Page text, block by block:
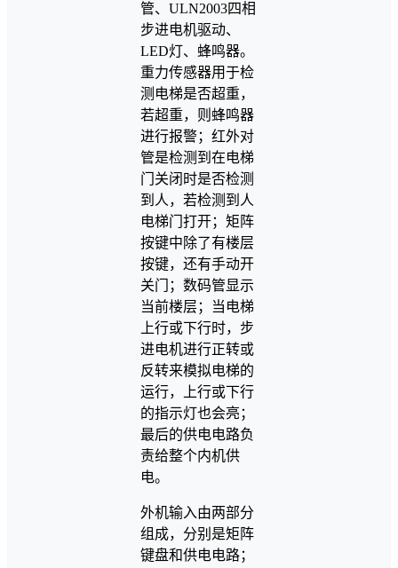
管、ULN2003四相
步进电机驱动、
LED灯、蜂鸣器。
重力传感器用于检
测电梯是否超重，
若超重，则蜂鸣器
进行报警；红外对
管是检测到在电梯
门关闭时是否检测
到人，若检测到人
电梯门打开；矩阵
按键中除了有楼层
按键，还有手动开
关门；数码管显示
当前楼层；当电梯
上行或下行时，步
进电机进行正转或
反转来模拟电梯的
运行，上行或下行
的指示灯也会亮；
最后的供电电路负
责给整个内机供
电。
外机输入由两部分
组成，分别是矩阵
键盘和供电电路；